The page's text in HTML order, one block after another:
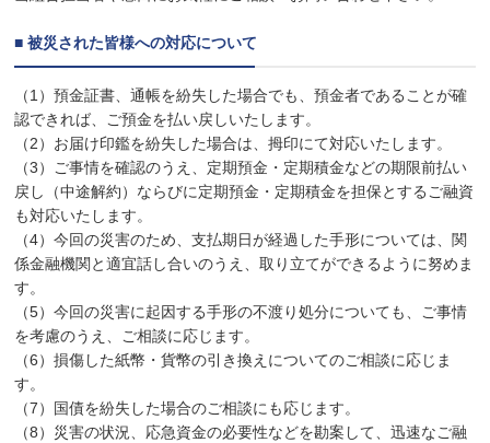
■ 被災された皆様への対応について
（1）預金証書、通帳を紛失した場合でも、預金者であることが確
認できれば、ご預金を払い戻しいたします。
（2）お届け印鑑を紛失した場合は、拇印にて対応いたします。
（3）ご事情を確認のうえ、定期預金・定期積金などの期限前払い
戻し（中途解約）ならびに定期預金・定期積金を担保とするご融資
も対応いたします。
（4）今回の災害のため、支払期日が経過した手形については、関
係金融機関と適宜話し合いのうえ、取り立てができるように努めま
す。
（5）今回の災害に起因する手形の不渡り処分についても、ご事情
を考慮のうえ、ご相談に応じます。
（6）損傷した紙幣・貨幣の引き換えについてのご相談に応じま
す。
（7）国債を紛失した場合のご相談にも応じます。
（8）災害の状況、応急資金の必要性などを勘案して、迅速なご融